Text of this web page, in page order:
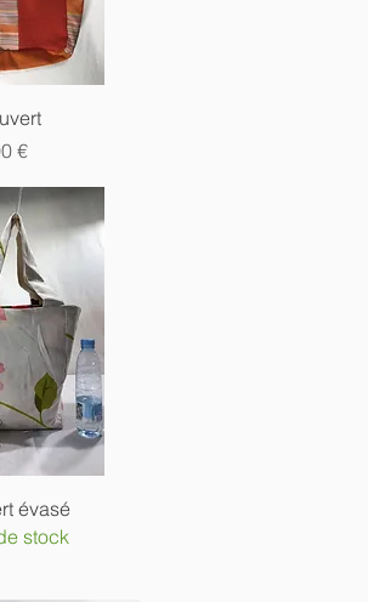
€
évasé
stock